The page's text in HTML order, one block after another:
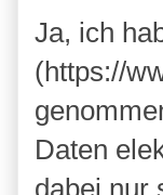
Ja, ich
(https://
Daten